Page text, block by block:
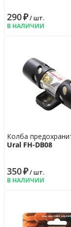
290₽/ шт.
В НАЛИЧИИ
Колба
Ural FH-DB08
350₽/ шт.
В НАЛИЧИИ